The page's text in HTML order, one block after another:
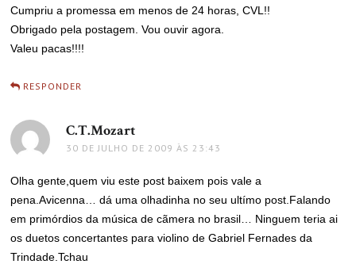
Cumpriu a promessa em menos de 24 horas, CVL!!
Obrigado pela postagem. Vou ouvir agora.
Valeu pacas!!!!
RESPONDER
C.T.Mozart
30 DE JULHO DE 2009 ÀS 23:43
Olha gente,quem viu este post baixem pois vale a
pena.Avicenna… dá uma olhadinha no seu ultímo post.Falando
em primórdios da música de cãmera no brasil… Ninguem teria ai
os duetos concertantes para violino de Gabriel Fernades da
Trindade.Tchau